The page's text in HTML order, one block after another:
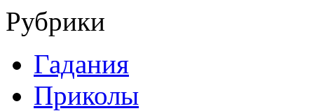
Рубрики
Гадания
Приколы